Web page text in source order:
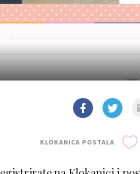
KLOKANICA POSTALA